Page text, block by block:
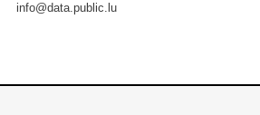
info@data.public.lu